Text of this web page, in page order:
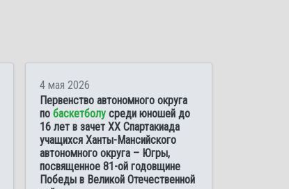
4 мая 2026
Первенство автономного округа
по баскетболу среди юношей до
16 лет в зачет XX Спартакиада
учащихся Ханты-Мансийского
автономного округа – Югры,
посвященное 81-ой годовщине
Победы в Великой Отечественной